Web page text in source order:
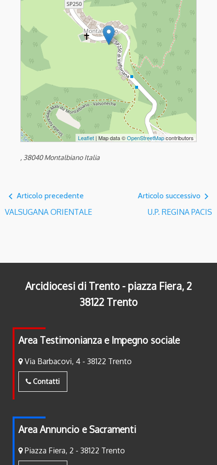
Leaflet | Map data ©OpenStreetMapcontributors
, 38040 Montalbiano Italia
navigate_before Articolo precedente
VALSUGANA ORIENTALE
Articolo successivo navigate_next
U.P. REGINA PACIS
Arcidiocesi di Trento - piazza Fiera, 2
38122 Trento
Area Testimonianza e Impegno sociale
Via Barbacovi, 4 - 38122 Trento
Contatti
Area Annuncio e Sacramenti
Piazza Fiera, 2 - 38122 Trento